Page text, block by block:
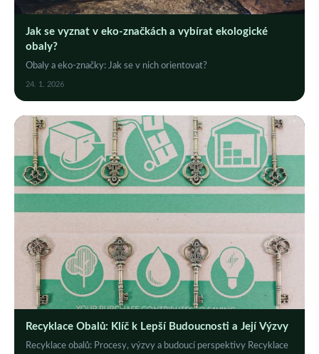
Jak se vyznat v eko-značkách a vybírat ekologické
obaly?
Obaly a eko-značky: Jak se v nich orientovat?
24. 1. 2026
Recyklace Obalů: Klíč k Lepší Budoucnosti a Její Výzvy
Recyklace obalů: Procesy, výzvy a budoucí perspektivy Recyklace